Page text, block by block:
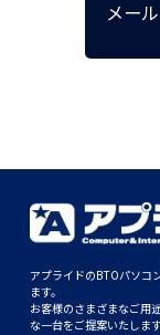
メー
アプライドのBTOパソコ
ます。
お客様のさまざまなご用
な一台をご提案いたしま